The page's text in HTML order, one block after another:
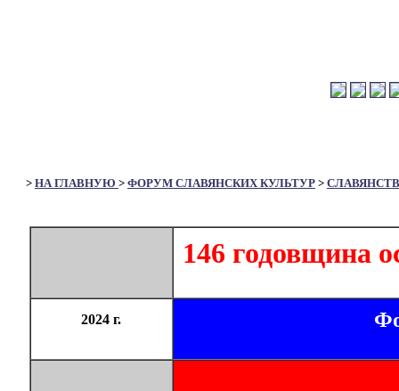
> НА ГЛАВНУЮ > ФОРУМ СЛАВЯНСКИХ КУЛЬТУР >
146 годовщина
2024 г.